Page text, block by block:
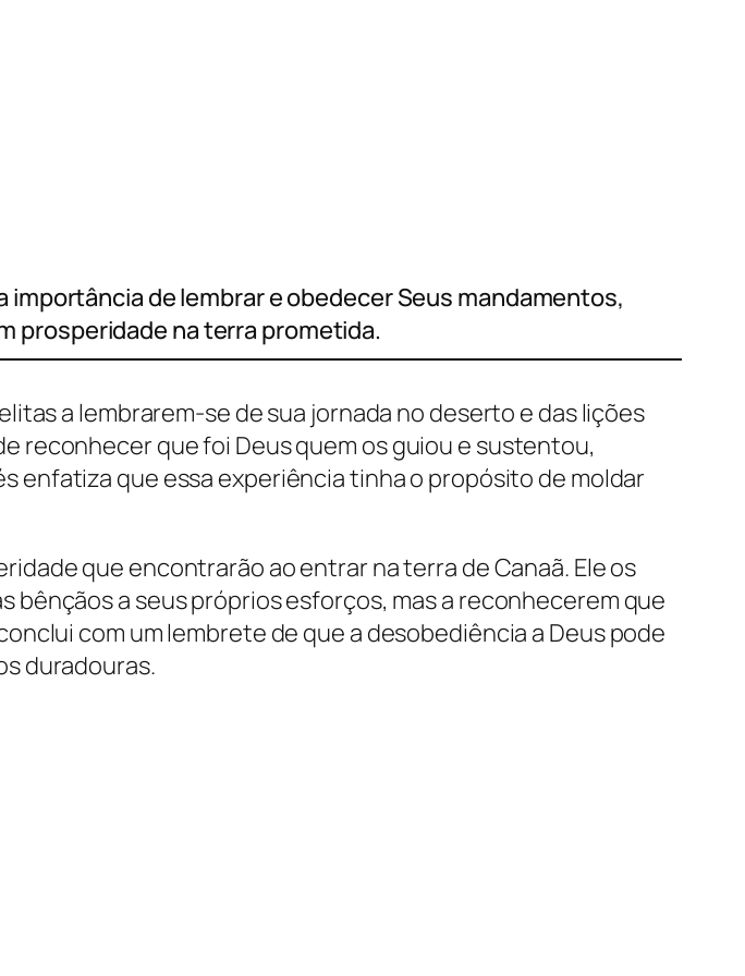
de lembrar e obedecer Seus mandamentos,
prosperidade na terra prometida.
a lembrarem-se de sua jornada no deserto e das lições
reconhecer que foi Deus quem os guiou e sustentou,
enfatiza que essa experiência tinha o propósito de moldar
que encontrarão ao entrar na terra de Canaã. Ele os
bênçãos a seus próprios esforços, mas a reconhecerem que
com um lembrete de que a desobediência a Deus pode
duradouras.